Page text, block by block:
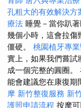
孔粗大的有效解決方
療法 睡覺－當你趴
幾個小時，這會拉傷
僵硬。 桃園植牙專
實上，如果我們嘗試
成一個完整的圓圈
能會建議您在康復期
摩 新竹整復服務 新
護照申請流程 按摩